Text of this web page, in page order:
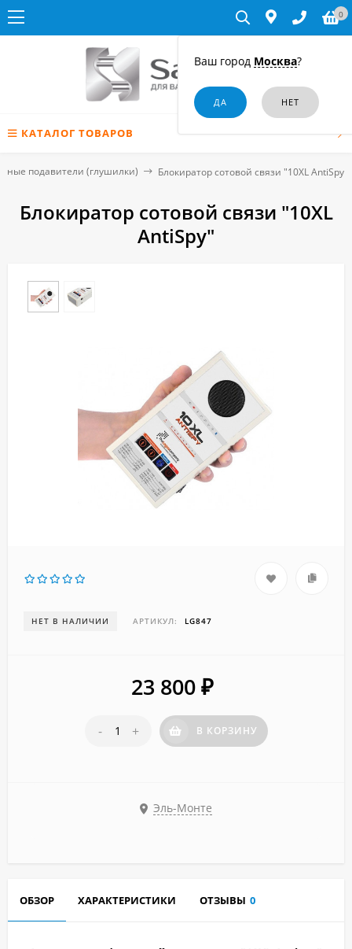
Ваш город Москва?
0
КАТАЛОГ ТОВАРОВ
подавители (глушилки) Блокиратор сотовой связи "10XL AntiSpy"
Блокиратор сотовой связи "10XL
AntiSpy"
НЕТ В НАЛИЧИИ АРТИКУЛ: LG847
23 800 ₽
- + В КОРЗИНУ
Эль-Монте
ОБЗОР ХАРАКТЕРИСТИКИ ОТЗЫВЫ 0